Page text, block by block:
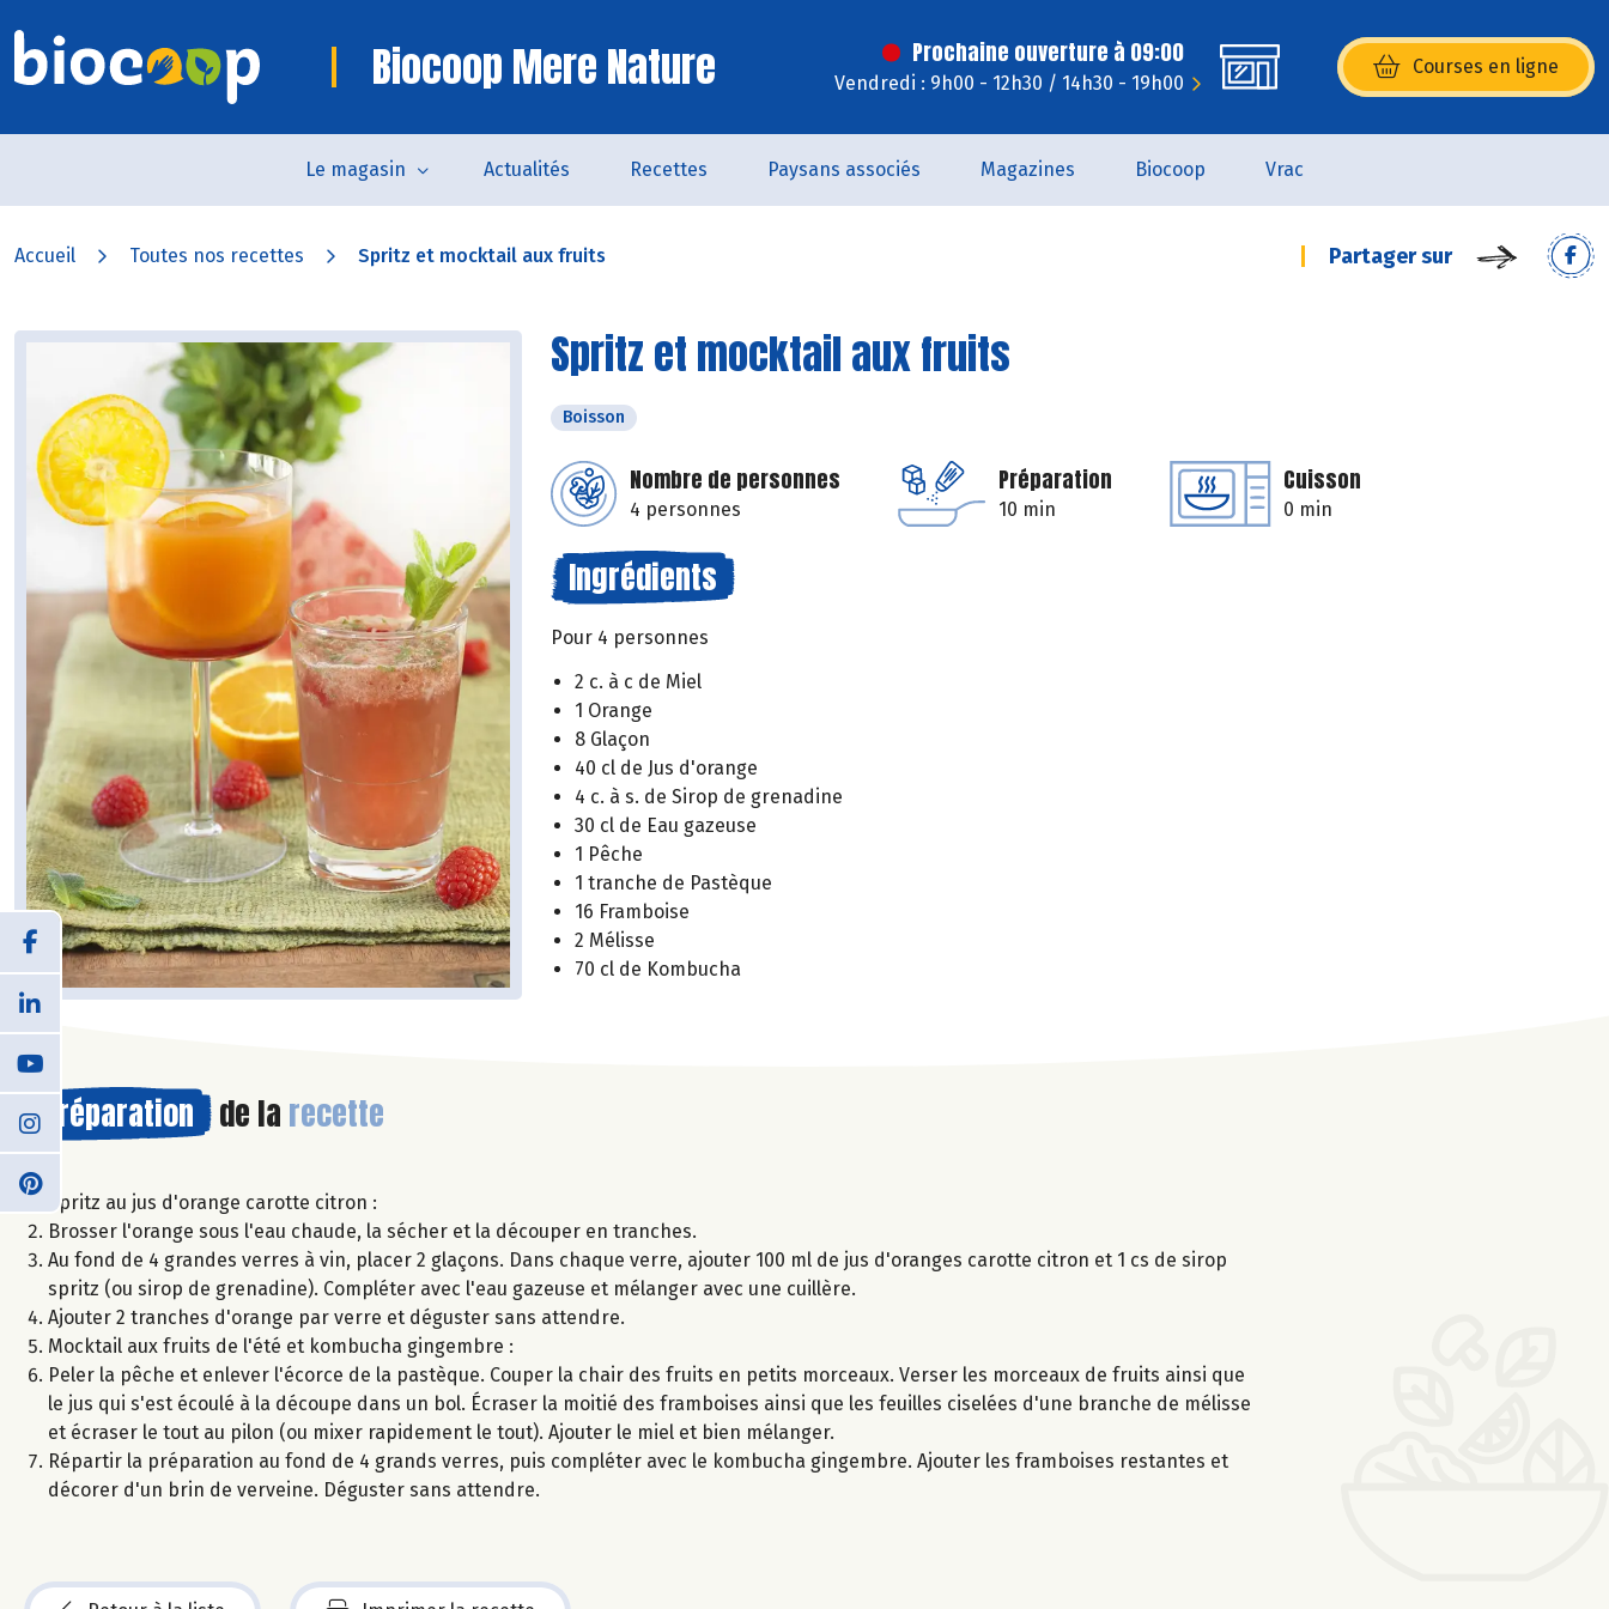
Biocoop Mere Nature Prochaine ouverture à 09:00
Vendredi : 9h00 - 12h30 / 14h30 - 19h00
Courses en ligne
(s’ouvre dans une nouvelle
Le magasin Actualités Recettes Paysans associés Magazines Biocoop Vrac
Accueil Toutes nos recettes Spritz et mocktail aux fruits Partager sur
Spritz et mocktail aux fruits
Boisson
Nombre de personnes
4 personnes
Préparation
10 min
Cuisson
0 min
Ingrédients
Pour 4 personnes
2 c. à c de Miel
1 Orange
8 Glaçon
40 cl de Jus d'orange
4 c. à s. de Sirop de grenadine
30 cl de Eau gazeuse
1 Pêche
1 tranche de Pastèque
16 Framboise
2 Mélisse
70 cl de Kombucha
Préparation de la recette
Spritz au jus d'orange carotte citron :
Brosser l'orange sous l'eau chaude, la sécher et la découper en tranches.
Au fond de 4 grandes verres à vin, placer 2 glaçons. Dans chaque verre, ajouter 100 ml de jus d'oranges carotte citron et 1 cs de sirop
spritz (ou sirop de grenadine). Compléter avec l'eau gazeuse et mélanger avec une cuillère.
Ajouter 2 tranches d'orange par verre et déguster sans attendre.
Mocktail aux fruits de l'été et kombucha gingembre :
Peler la pêche et enlever l'écorce de la pastèque. Couper la chair des fruits en petits morceaux. Verser les morceaux de fruits ainsi que
le jus qui s'est écoulé à la découpe dans un bol. Écraser la moitié des framboises ainsi que les feuilles ciselées d'une branche de mélisse
et écraser le tout au pilon (ou mixer rapidement le tout). Ajouter le miel et bien mélanger.
Répartir la préparation au fond de 4 grands verres, puis compléter avec le kombucha gingembre. Ajouter les framboises restantes et
décorer d'un brin de verveine. Déguster sans attendre.